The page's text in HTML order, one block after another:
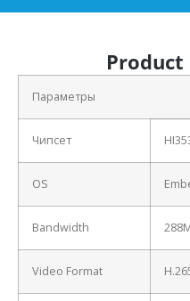
Параметры
Чипсет
OS
Bandwidth
Video Format